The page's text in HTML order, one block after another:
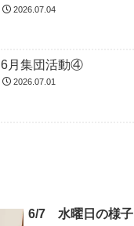
2026.07.04
6月集団活動④
2026.07.01
6/7 水曜日の様子